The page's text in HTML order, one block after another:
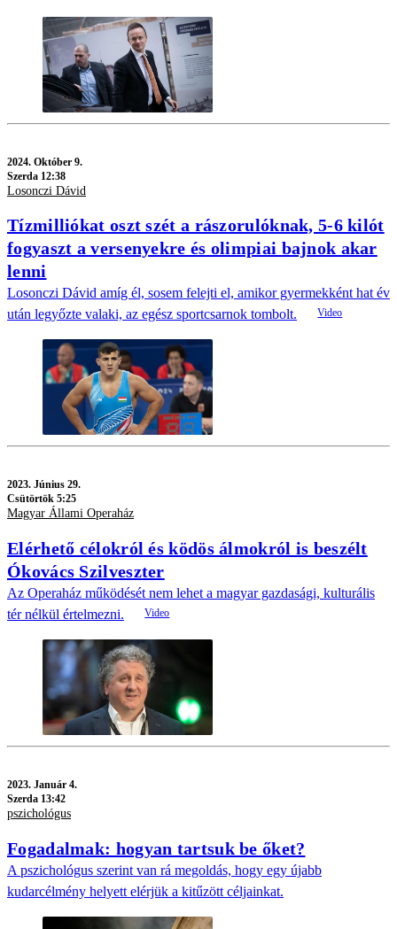
2024. Október 9.
Szerda 12:38
Losonczi Dávid
Tízmilliókat oszt szét a rászorulóknak, 5-6 kilót
fogyaszt a versenyekre és olimpiai bajnok akar
lenni
Losonczi Dávid amíg él, sosem felejti el, amikor gyermekként hat év
után legyőzte valaki, az egész sportcsarnok tombolt.
2023. Június 29.
Csütörtök 5:25
Magyar Állami Operaház
Elérhető célokról és ködös álmokról is beszélt
Ókovács Szilveszter
Az Operaház működését nem lehet a magyar gazdasági, kulturális
tér nélkül értelmezni.
2023. Január 4.
Szerda 13:42
pszichológus
Fogadalmak: hogyan tartsuk be őket?
A pszichológus szerint van rá megoldás, hogy egy újabb
kudarcélmény helyett elérjük a kitűzött céljainkat.